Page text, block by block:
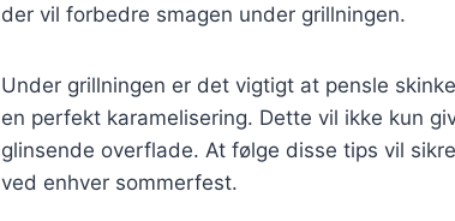
der vil forbedre smagen under grillningen.
Under grillningen er det vigtigt at pensle
en perfekt karamelisering. Dette vil ikke kun
glinsende overflade. At følge disse tips vil
ved enhver sommerfest.